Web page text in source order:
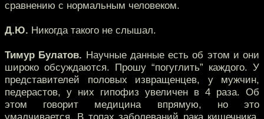
сравнению с нормальным человеком.
Д.Ю. Никогда такого не слышал.
Тимур Булатов. Научные данные есть об этом и они
широко обсуждаются. Прошу “погуглить” каждого. У
представителей половых извращенцев, у мужчин,
педерастов, у них гипофиз увеличен в 4 раза. Об
этом говорит медицина впрямую, но это